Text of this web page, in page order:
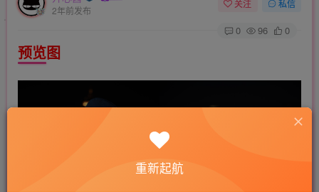
2年前发布
关注 私信
0 96 0
预览图
重新起航